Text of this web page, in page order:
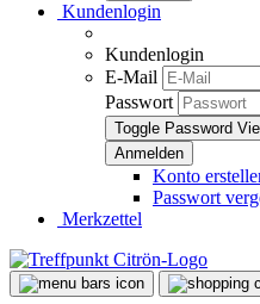
Kundenlogin
Kundenlogin
E-Mail
Passwort
Toggle Password
Konto
Passwort
Merkzettel